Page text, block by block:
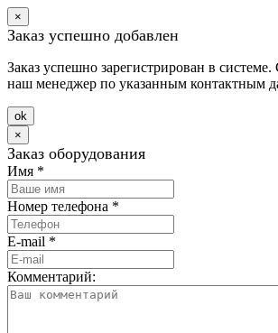
×
Заказ успешно добавлен
Заказ успешно зарегистрирован в
наш менеджер по указанным контактным
оk
×
Заказ оборудования
Имя *
Номер телефона *
E-mail *
Комментарий: